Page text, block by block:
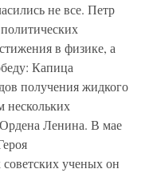
не все. Петр
в физике, а
Капица
получения жидкого
нескольких
Ленина. В мае
советских ученых он